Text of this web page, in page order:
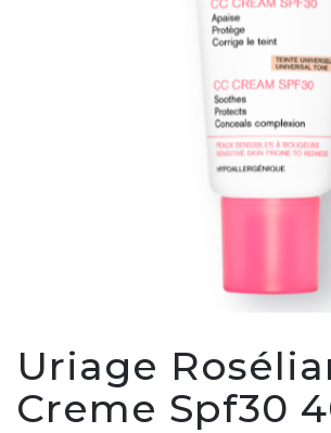
Uriage
Creme Spf30